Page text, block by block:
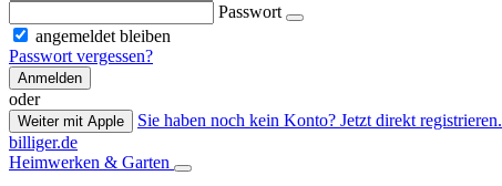
Passwort
angemeldet bleiben
Passwort vergessen?
Anmelden
oder
Weiter mit Apple
Sie haben noch kein Konto? Jetzt direkt registrieren.
billiger.de
Heimwerken & Garten